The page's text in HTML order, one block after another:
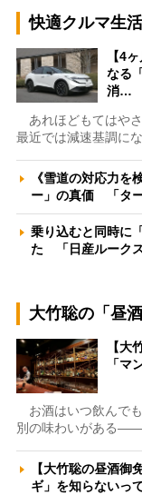
快適クルマ生
【4
なる
消…
あれほどもてはやさ
最近では減速基調に
《雪道の対応力を
ー」の真価 「タ
乗り込むと同時に
た 「日産ルーク
大竹聡の「昼酒
【大
「マ
お酒はいつ飲んで
別の味わいがある
【大竹聡の昼酒御
ギ」を知らない